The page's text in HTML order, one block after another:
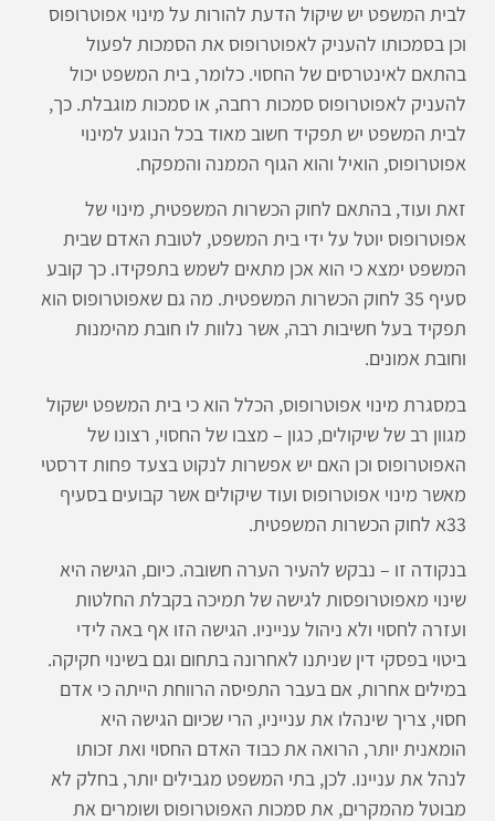
לבית המשפט יש שיקול הדעת להורות על מינוי אפוטרופוס
וכן בסמכותו להעניק לאפוטרופוס את הסמכות לפעול
בהתאם לאינטרסים של החסוי. כלומר, בית המשפט יכול
להעניק לאפוטרופוס סמכות רחבה, או סמכות מוגבלת. כך,
לבית המשפט יש תפקיד חשוב מאוד בכל הנוגע למינוי
אפוטרופוס, הואיל והוא הגוף הממנה והמפקח.
זאת ועוד, בהתאם לחוק הכשרות המשפטית, מינוי של
אפוטרופוס יוטל על ידי בית המשפט, לטובת האדם שבית
המשפט ימצא כי הוא אכן מתאים לשמש בתפקידו. כך קובע
סעיף 35 לחוק הכשרות המשפטית. מה גם שאפוטרופוס הוא
תפקיד בעל חשיבות רבה, אשר נלוות לו חובת מהימנות
וחובת אמונים.
במסגרת מינוי אפוטרופוס, הכלל הוא כי בית המשפט ישקול
מגוון רב של שיקולים, כגון – מצבו של החסוי, רצונו של
האפוטרופוס וכן האם יש אפשרות לנקוט בצעד פחות דרסטי
מאשר מינוי אפוטרופוס ועוד שיקולים אשר קבועים בסעיף
33א לחוק הכשרות המשפטית.
בנקודה זו – נבקש להעיר הערה חשובה. כיום, הגישה היא
שינוי מאפוטרופסות לגישה של תמיכה בקבלת החלטות
ועזרה לחסוי ולא ניהול ענייניו. הגישה הזו אף באה לידי
ביטוי בפסקי דין שניתנו לאחרונה בתחום וגם בשינוי חקיקה.
במילים אחרות, אם בעבר התפיסה הרווחת הייתה כי אדם
חסוי, צריך שינהלו את ענייניו, הרי שכיום הגישה היא
הומאנית יותר, הרואה את כבוד האדם החסוי ואת זכותו
לנהל את עניינו. לכן, בתי המשפט מגבילים יותר, בחלק לא
מבוטל מהמקרים, את סמכות האפוטרופוס ושומרים את